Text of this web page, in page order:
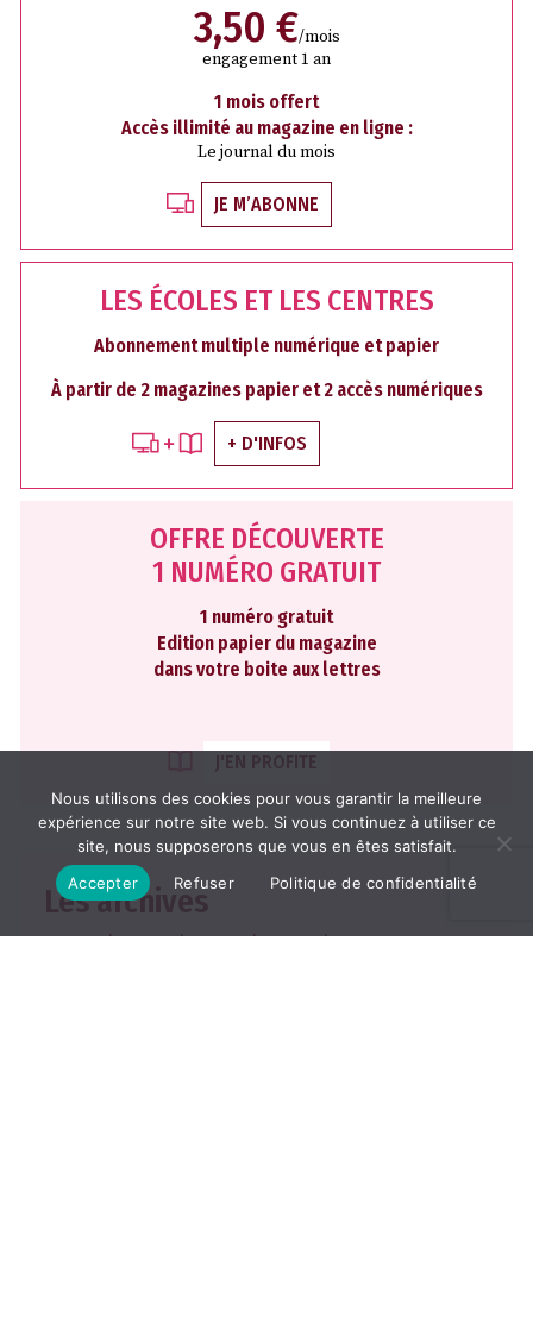
3,50 €/mois
engagement 1 an
1 mois offert
Accès illimité au magazine en ligne :
Le journal du mois
JE M’ABONNE
LES ÉCOLES ET LES CENTRES
Abonnement multiple numérique et papier
À partir de 2 magazines papier et 2 accès numériques
+ D'INFOS
OFFRE DÉCOUVERTE
1 NUMÉRO GRATUIT
1 numéro gratuit
Edition papier du magazine
dans votre boite aux lettres
J'EN PROFITE
Les archives
2026 2025 2024 2023 2022
Nous utilisons des cookies pour vous garantir la meilleure
expérience sur notre site web. Si vous continuez à utiliser ce
site, nous supposerons que vous en êtes satisfait.
Accepter
Refuser Politique de confidentialité